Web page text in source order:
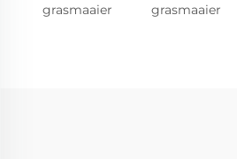
grasmaaier grasmaaier